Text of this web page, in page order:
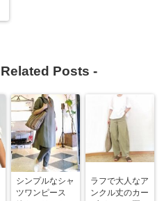
Related Posts -
シンプルなシャ
ツワンピース
ラフで大人なア
ンクル丈のカー